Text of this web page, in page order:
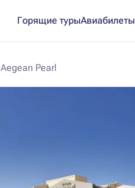
Горящие турыАвиабилеты
Aegean Pearl